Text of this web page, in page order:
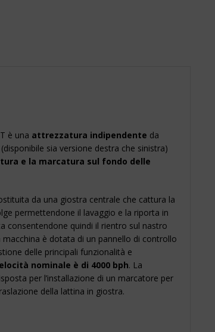
è una attrezzatura indipendente da
sia versione destra che sinistra)
e la marcatura sul fondo delle
da una giostra centrale che cattura la
permettendone il lavaggio e la riporta in
consentendone quindi il rientro sul nastro
è dotata di un pannello di controllo
delle principali funzionalità e
nominale è di 4000 bph. La
per l’installazione di un marcatore per
della lattina in giostra.